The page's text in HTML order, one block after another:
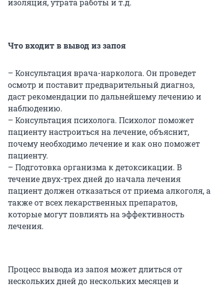
изоляция, утрата работы и т.д.
Что входит в вывод из запоя
– Консультация врача-нарколога. Он проведет
осмотр и поставит предварительный диагноз,
даст рекомендации по дальнейшему лечению и
наблюдению.
– Консультация психолога. Психолог поможет
пациенту настроиться на лечение, объяснит,
почему необходимо лечение и как оно поможет
пациенту.
– Подготовка организма к детоксикации. В
течение двух-трех дней до начала лечения
пациент должен отказаться от приема алкоголя, а
также от всех лекарственных препаратов,
которые могут повлиять на эффективность
лечения.
Процесс вывода из запоя может длиться от
нескольких дней до нескольких месяцев и